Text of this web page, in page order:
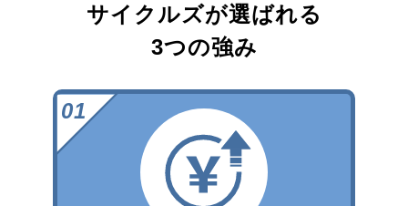
サイクルズが選ばれる
3つの強み